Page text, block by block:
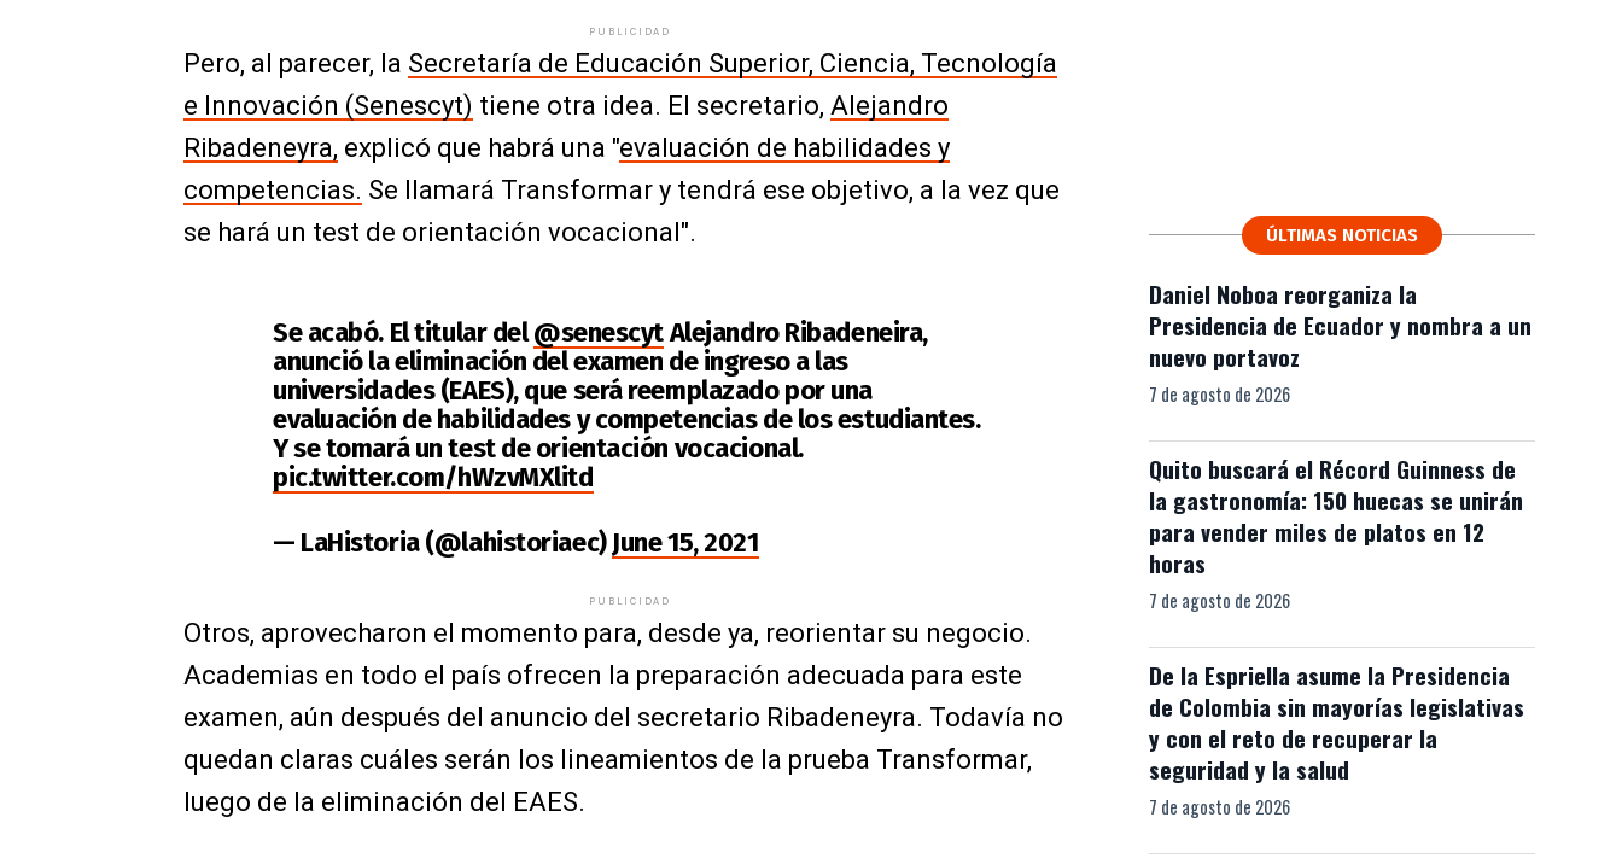
PUBLICIDAD
Pero, al parecer, la Secretaría de Educación Superior, Ciencia, Tecnología
e Innovación (Senescyt) tiene otra idea. El secretario, Alejandro
Ribadeneyra, explicó que habrá una "evaluación de habilidades y
competencias. Se llamará Transformar y tendrá ese objetivo, a la vez que
se hará un test de orientación vocacional".
Se acabó. El titular del@senescytAlejandro Ribadeneira,
anunció la eliminación del examen de ingreso a las
universidades (EAES), que será reemplazado por una
evaluación de habilidades y competencias de los estudiantes.
Y se tomará un test de orientación vocacional.
pic.twitter.com/hWzvMXlitd
— LaHistoria (@lahistoriaec)June 15, 2021
PUBLICIDAD
Otros, aprovecharon el momento para, desde ya, reorientar su negocio.
Academias en todo el país ofrecen la preparación adecuada para este
examen, aún después del anuncio del secretario Ribadeneyra. Todavía no
quedan claras cuáles serán los lineamientos de la prueba Transformar,
luego de la eliminación del EAES.
ÚLTIMAS NOTICIAS
Daniel Noboa reorganiza la
Presidencia de Ecuador y nombra a un
nuevo portavoz
7 de agosto de 2026
Quito buscará el Récord Guinness de
la gastronomía: 150 huecas se unirán
para vender miles de platos en 12
horas
7 de agosto de 2026
De la Espriella asume la Presidencia
de Colombia sin mayorías legislativas
y con el reto de recuperar la
seguridad y la salud
7 de agosto de 2026